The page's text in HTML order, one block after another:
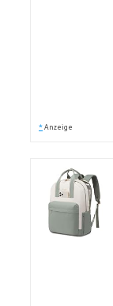
* Anzeige